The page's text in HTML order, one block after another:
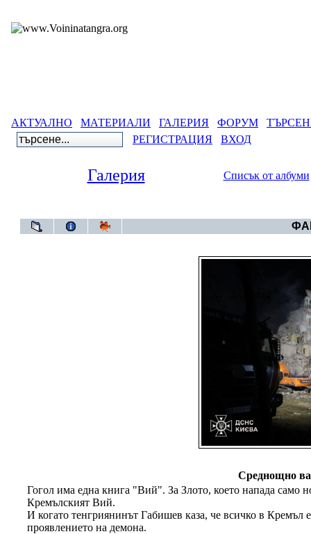
АКТУАЛНО МАТЕРИАЛИ ГАЛЕРИЯ ФОРУМ
РЕГИСТРАЦИЯ
ВХОД
Галерия Списък от албуми
Среднощно
Гогол има една книга "Вий". За Злото, което напада само
Кремълският Вий.
И когато тенгриянинът Габишев каза, че всичко в
проявлението на демона.